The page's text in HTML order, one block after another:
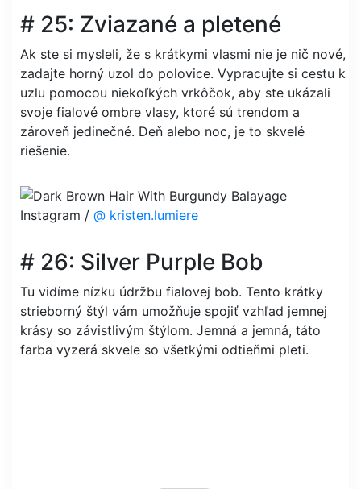
# 25: Zviazané a pletené
Ak ste si mysleli, že s krátkymi vlasmi nie je nič nové,
zadajte horný uzol do polovice. Vypracujte si cestu k
uzlu pomocou niekoľkých vrkôčok, aby ste ukázali
svoje fialové ombre vlasy, ktoré sú trendom a
zároveň jedinečné. Deň alebo noc, je to skvelé
riešenie.
Instagram / @ kristen.lumiere
# 26: Silver Purple Bob
Tu vidíme nízku údržbu fialovej bob. Tento krátky
strieborný štýl vám umožňuje spojiť vzhľad jemnej
krásy so závistlivým štýlom. Jemná a jemná, táto
farba vyzerá skvele so všetkými odtieňmi pleti.